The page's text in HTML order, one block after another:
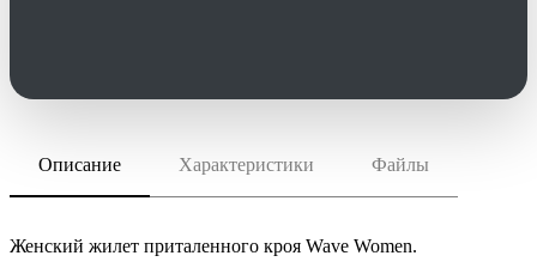
Описание
Женский жилет приталенного кроя Wave Women.
Характеристики
РАЗМЕР ТОВАРА
180 г/м²
Файлы
скачать (pdf)